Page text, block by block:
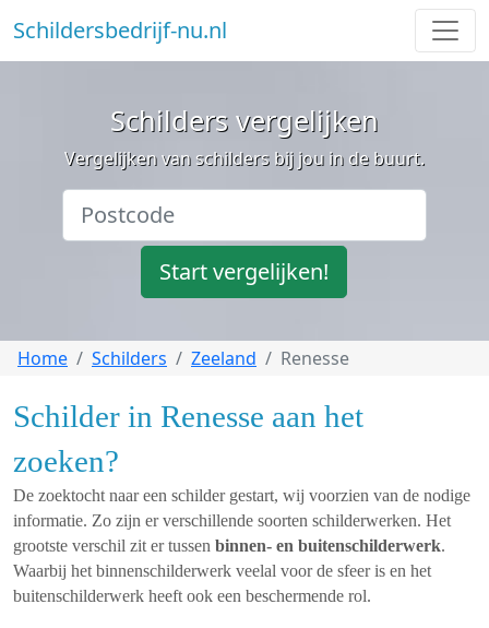
Schildersbedrijf-nu.nl
Schilders vergelijken
Vergelijken van schilders bij jou in de buurt.
Start vergelijken!
Home Schilders Zeeland Renesse
Schilder in Renesse aan het
zoeken?
De zoektocht naar een schilder gestart, wij voorzien van de nodige
informatie. Zo zijn er verschillende soorten schilderwerken. Het
grootste verschil zit er tussen binnen- en buitenschilderwerk.
Waarbij het binnenschilderwerk veelal voor de sfeer is en het
buitenschilderwerk heeft ook een beschermende rol.